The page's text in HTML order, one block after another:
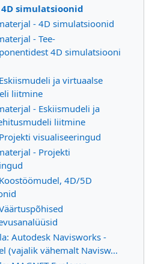
simulatsioonid
- 4D simulatsioonid
- Tee-
4D simulatsiooni
ja virtuaalse
liitmine
- Eskiismudeli ja
liitmine
visualiseeringud
- Projekti
4D/5D
Autodesk Navisworks -
(vajalik vähemalt Navisw...